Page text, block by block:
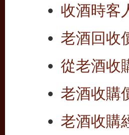
收酒時客
老酒回收
從老酒收
老酒收購
老酒收購